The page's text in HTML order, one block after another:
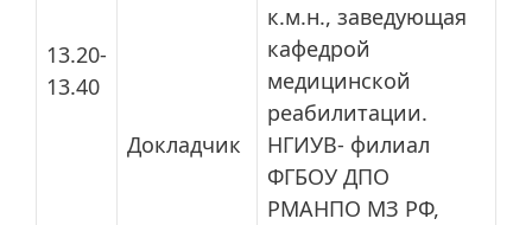
13.20-
13.40
Докладчик
к.м.н., заведующая
кафедрой
медицинской
реабилитации.
НГИУВ- филиал
ФГБОУ ДПО
РМАНПО МЗ РФ,